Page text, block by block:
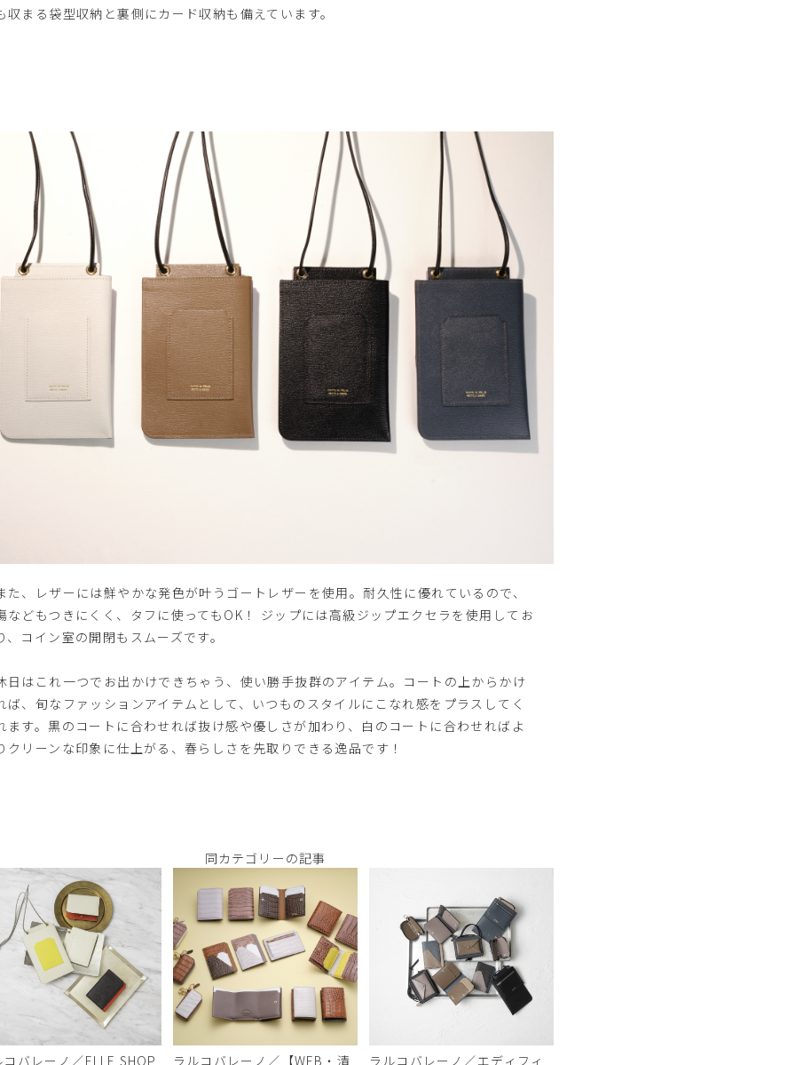
収まる袋型収納と裏側にカード収納も備えています。
た、レザーには鮮やかな発色が叶うゴートレザーを使用。耐久性に優れているので、
などもつきにくく、タフに使ってもOK！ ジップには高級ジップエクセラを使用してお
、コイン室の開閉もスムーズです。
日はこれ一つでお出かけできちゃう、使い勝手抜群のアイテム。コートの上からかけ
ば、旬なファッションアイテムとして、いつものスタイルにこなれ感をプラスしてく
ます。黒のコートに合わせれば抜け感や優しさが加わり、白のコートに合わせればよ
クリーンな印象に仕上がる、春らしさを先取りできる逸品です！
同カテゴリーの記事
バレーノ／ELLE SHOP ラルコバレーノ／【WEB・清 ラルコバレーノ／エディフィ